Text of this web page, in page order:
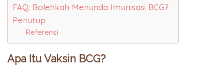
FAQ: Bolehkah Menunda Imunisasi BCG?
Penutup
Referensi
Apa Itu Vaksin BCG?